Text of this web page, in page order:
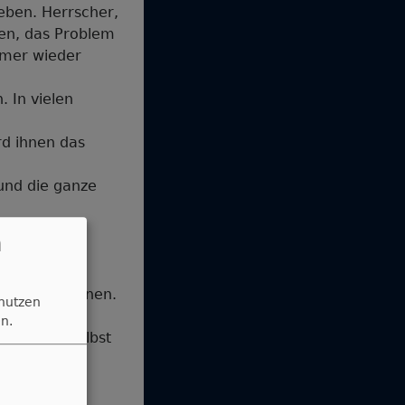
Herrscher,
das Problem
wieder
In vielen
ihnen das
die ganze
wir
gewinnen.
wo Gott selbst
sich